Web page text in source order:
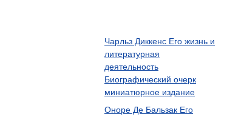
Чарльз Диккенс Его жизнь и
литературная
деятельность
Биографический очерк
миниатюрное издание
Оноре Де Бальзак Его